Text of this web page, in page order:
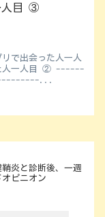
人目 ③
...
炎と診断後、一週
ピニオン